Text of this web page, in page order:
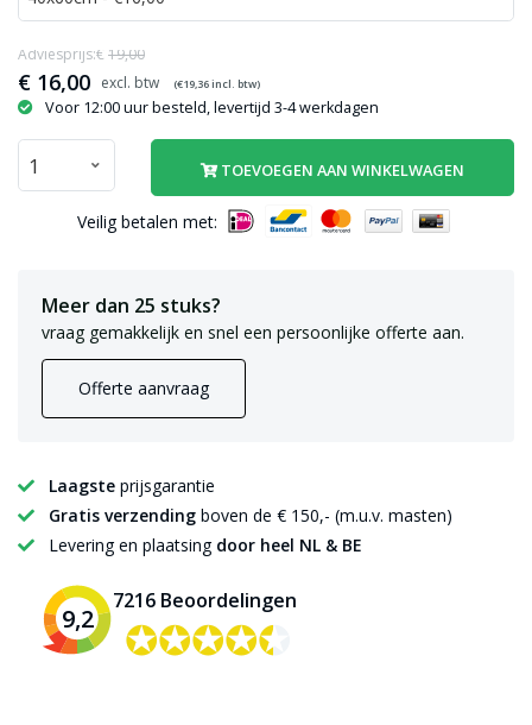
€ 16,00 (€19,36incl. btw)
Adviesprijs:€ 19,00
Voor 12:00 uur besteld, levertijd 3-4 werkdagen
TOEVOEGEN AAN WINKELWAGEN
Veilig betalen met:
Meer dan 25 stuks?
vraag gemakkelijk en snel een persoonlijke offerte aan.
Offerte aanvraag
Laagste prijsgarantie
Gratis verzending boven de € 150,- (m.u.v. masten)
Levering en plaatsing door heel NL & BE
9,2
7216 Beoordelingen
✪✪✪✪✪
✪✪✪✪✪